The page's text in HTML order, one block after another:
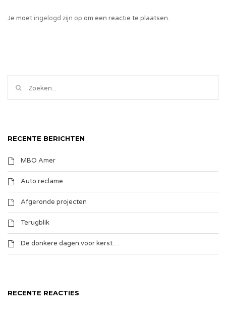
Je moetingelogd zijn op om een reactie te plaatsen.
RECENTE BERICHTEN
MBO Amer
Auto reclame
Afgeronde projecten
Terugblik
De donkere dagen voor kerst…
RECENTE REACTIES